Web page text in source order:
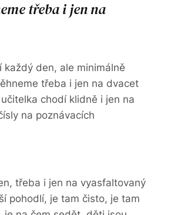
třeba i jen na
každý den, ale minimálně
třeba i jen na dvacet
chodí klidně i jen na
na poznávacích
třeba i jen na vyasfaltovaný
pohodlí, je tam čisto, je tam